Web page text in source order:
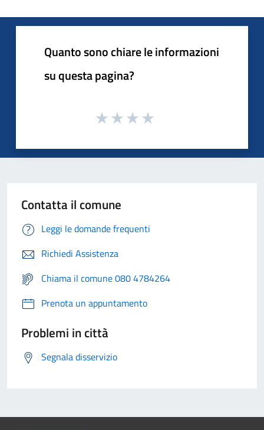
Quanto sono chiare le informazioni
su questa pagina?
Contatta il comune
Leggi le domande frequenti
Richiedi Assistenza
Chiama il comune 080 4784264
Prenota un appuntamento
Problemi in città
Segnala disservizio